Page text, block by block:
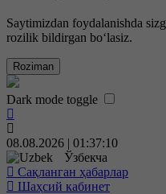
Saytimizdan foydalanishda
rozilik bildirgan bo‘lasiz.
Roziman
Dark mode toggle
08.08.2026 | 01:37:11
Ўзбекча
Сақланган ҳабарлар
Шаҳсий кабинет